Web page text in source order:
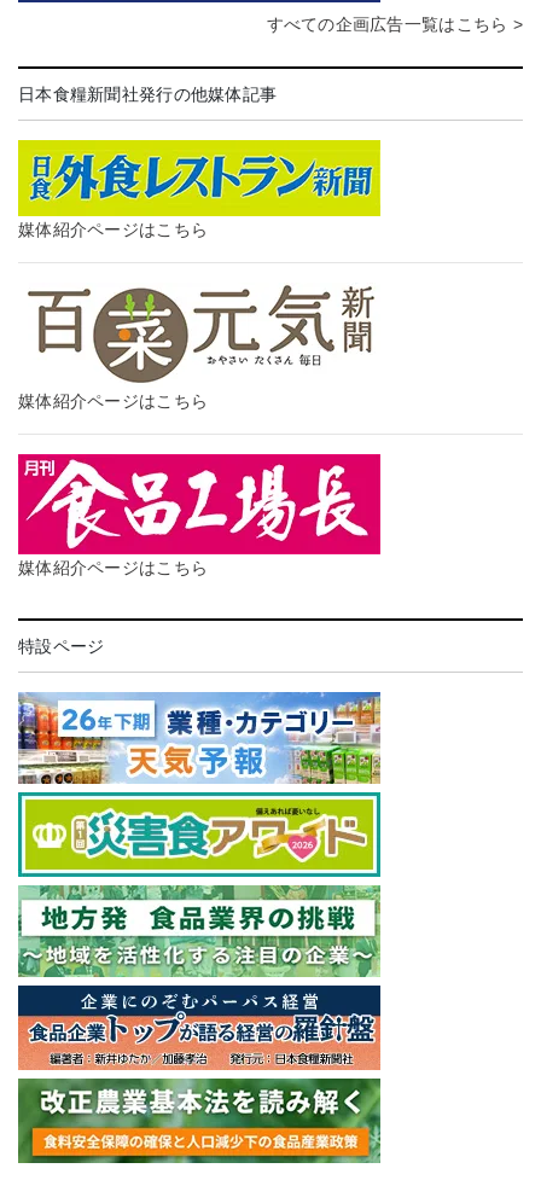
すべての企画広告一覧はこちら >
日本食糧新聞社発行の他媒体記事
媒体紹介ページはこちら
媒体紹介ページはこちら
媒体紹介ページはこちら
特設ページ